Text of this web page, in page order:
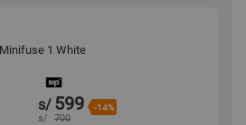
1 White
s/ 599 -14%
s/ 700